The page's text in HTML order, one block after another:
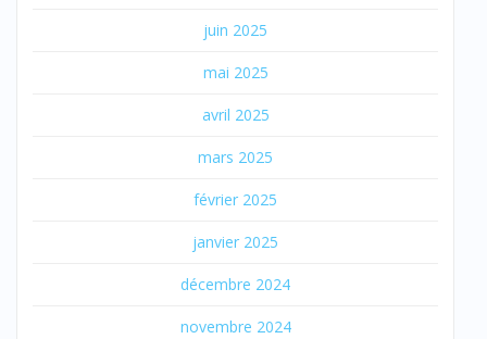
juin 2025
mai 2025
avril 2025
mars 2025
février 2025
janvier 2025
décembre 2024
novembre 2024